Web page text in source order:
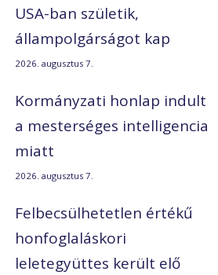
USA-ban születik,
állampolgárságot kap
2026. augusztus 7.
Kormányzati honlap indult
a mesterséges intelligencia
miatt
2026. augusztus 7.
Felbecsülhetetlen értékű
honfoglaláskori
leletegyüttes került elő